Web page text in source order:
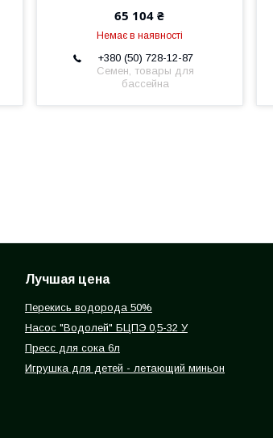
65 104 ₴
Немає в наявності
+380 (50) 728-12-87
Семен, товары для
бассейна
Лучшая цена
Перекись водорода 50%
Насос "Водолей" БЦПЭ 0,5-32 У
Пресс для сока 6л
Игрушка для детей - летающий миньон